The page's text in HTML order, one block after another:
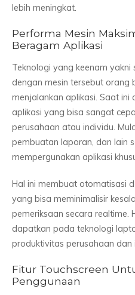
lebih meningkat.
Performa Mesin
Beragam Aplikasi
Teknologi yang keenam
dengan mesin tersebut orang
menjalankan aplikasi. Saat ini
aplikasi yang bisa sangat
perusahaan atau individu.
pembuatan laporan, dan lain
mempergunakan aplikasi
Hal ini membuat otomatisasi
yang bisa meminimalisir
pemeriksaan secara realtime.
dapatkan pada teknologi
produktivitas perusahaan dan
Fitur Touchscreen
Penggunaan